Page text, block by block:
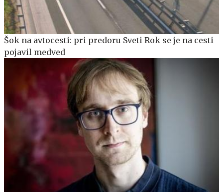
Šok na avtocesti: pri predoru Sveti Rok se je na cesti
pojavil medved